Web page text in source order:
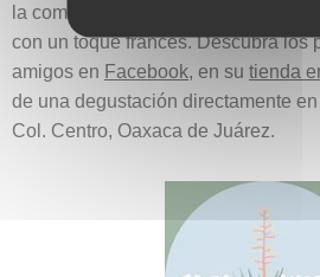
la combinación del saber ancestral
con un toque francés. Descubra los
amigos en Facebook, en su tienda
de una degustación directamente
Col. Centro, Oaxaca de Juárez.